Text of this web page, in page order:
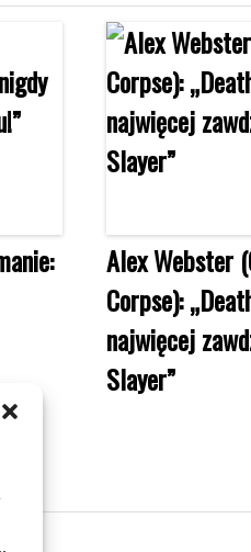
Alex Webster
Corpse):
najwięcej
Slayer”